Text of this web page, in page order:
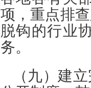
项，重点排
脱钩的行业
务。
（九）建